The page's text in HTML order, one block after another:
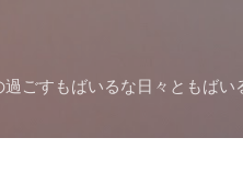
ごすもばいるな日々ともばい